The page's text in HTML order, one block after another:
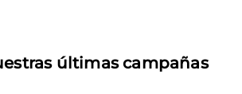
últimas campañas